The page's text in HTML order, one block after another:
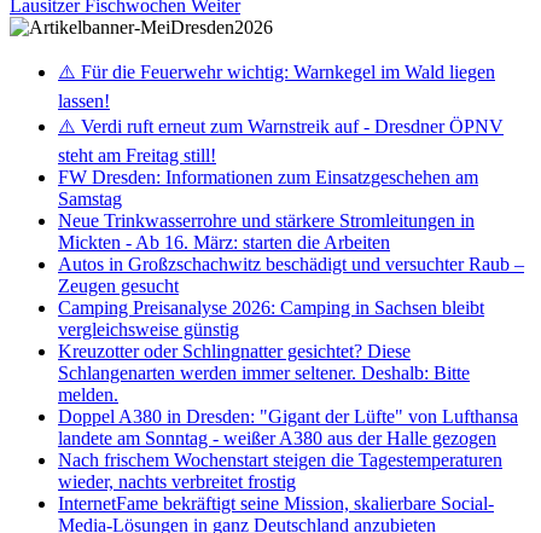
Lausitzer Fischwochen Weiter
⚠️ Für die Feuerwehr wichtig: Warnkegel im Wald liegen
lassen!
⚠️ Verdi ruft erneut zum Warnstreik auf - Dresdner ÖPNV
steht am Freitag still!
FW Dresden: Informationen zum Einsatzgeschehen am
Samstag
Neue Trinkwasserrohre und stärkere Stromleitungen in
Mickten - Ab 16. März: starten die Arbeiten
Autos in Großzschachwitz beschädigt und versuchter Raub –
Zeugen gesucht
Camping Preisanalyse 2026: Camping in Sachsen bleibt
vergleichsweise günstig
Kreuzotter oder Schlingnatter gesichtet? Diese
Schlangenarten werden immer seltener. Deshalb: Bitte
melden.
Doppel A380 in Dresden: "Gigant der Lüfte" von Lufthansa
landete am Sonntag - weißer A380 aus der Halle gezogen
Nach frischem Wochenstart steigen die Tagestemperaturen
wieder, nachts verbreitet frostig
InternetFame bekräftigt seine Mission, skalierbare Social-
Media-Lösungen in ganz Deutschland anzubieten